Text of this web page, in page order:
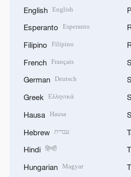
English English
Esperanto Esperanto
Filipino Filipino
French Français
German Deutsch
Greek Ελληνικά
Hausa Hausa
Hebrew עברית
Hindi हिन्दी
Hungarian Magyar